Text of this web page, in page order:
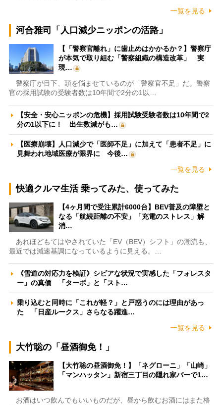
一覧を見る
河合雅司「人口減少ニッポンの活路」
【「警察官離れ」に歯止めはかかるか？】警察庁
が本気で取り組む「警察組織の構造改革」 実
現…
警察庁が目下、頭を悩ませているのが「警察官不足」だ。警察
官の採用試験の受験者数は10年間で2分の1以…
【安全・安心ニッポンの危機】採用試験受験者数は10年間で2
分の1以下に！ 出生数減がも…
【医療崩壊】人口減少で「医師不足」に加えて「患者不足」に
見舞われ地域医療が限界に 今後…
一覧を見る
快適クルマ生活 乗ってみた、使ってみた
【4ヶ月間で受注累計6000台】BEV普及の障壁と
なる「航続距離の不安」「充電のストレス」解
消…
あれほどもてはやされていた「EV（BEV）シフト」の潮流も、
最近では減速基調になっているように見える。…
《雪道の対応力を検証》シビアな状況で実感した「フォレスタ
ー」の真価 「ターボ」と「スト…
乗り込むと同時に「これが軽？」と戸惑うのには理由があっ
た 「日産ルークス」さらなる躍進…
一覧を見る
大竹聡の「昼酒御免！」
【大竹聡の昼酒御免！】「ネグローニ」「山崎」
「マンハッタン」新宿三丁目の隠れ家バーで1…
お酒はいつ飲んでもいいものだが、昼から飲むお酒にはまた格